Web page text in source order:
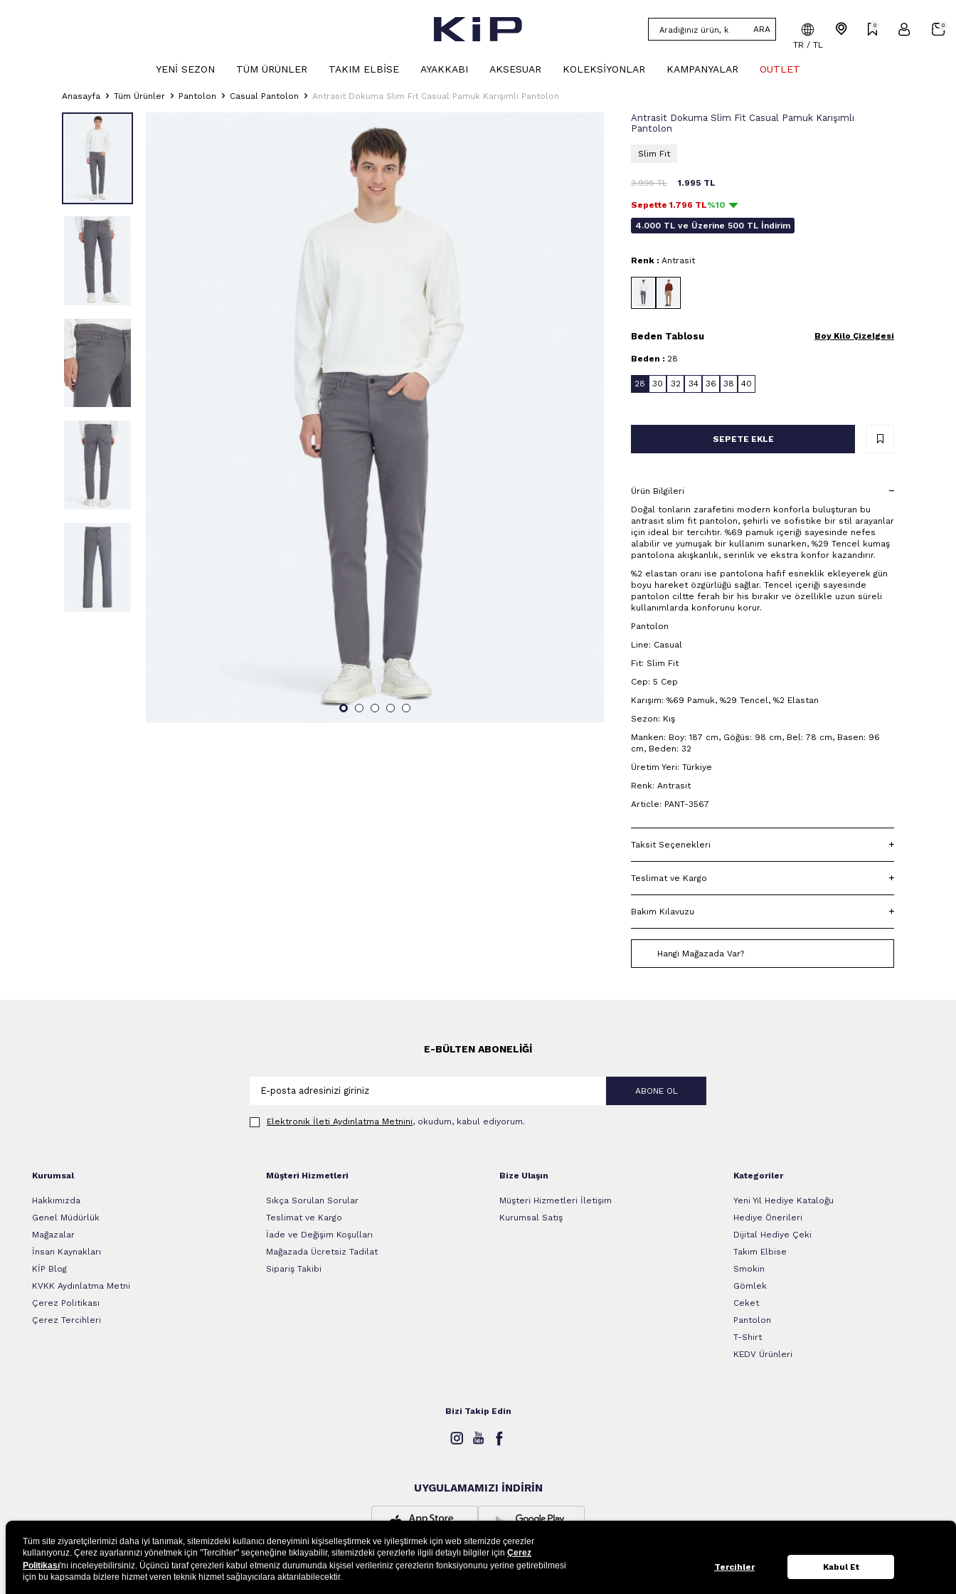
ARA
TR / TL
0 0
YENI SEZON TÜM ÜRÜNLER TAKIM ELBISE AYAKKABI AKSESUAR KOLEKSIYONLAR KAMPANYALAR OUTLET
Anasayfa Tüm Ürünler Pantolon Casual Pantolon Antrasit Dokuma Slim Fit Casual Pamuk Karışımlı Pantolon
Antrasit Dokuma Slim Fit Casual Pamuk Karışımlı
Pantolon
Slim Fit
3.995TL 1.995 TL
Sepette 1.796 TL%10
4.000 TL ve Üzerine 500 TL İndirim
Renk : Antrasit
Beden Tablosu Boy Kilo Çizelgesi
Beden : 28
28 30 32 34 36 38 40
SEPETE EKLE
Ürün Bilgileri
Doğal tonların zarafetini modern konforla buluşturan bu
antrasit slim fit pantolon, şehirli ve sofistike bir stil arayanlar
için ideal bir tercihtir. %69 pamuk içeriği sayesinde nefes
alabilir ve yumuşak bir kullanım sunarken, %29 Tencel kumaş
pantolona akışkanlık, serinlik ve ekstra konfor kazandırır.
%2 elastan oranı ise pantolona hafif esneklik ekleyerek gün
boyu hareket özgürlüğü sağlar. Tencel içeriği sayesinde
pantolon ciltte ferah bir his bırakır ve özellikle uzun süreli
kullanımlarda konforunu korur.
Pantolon
Line: Casual
Fit: Slim Fit
Cep: 5 Cep
Karışım: %69 Pamuk, %29 Tencel, %2 Elastan
Sezon: Kış
Manken: Boy: 187 cm, Göğüs: 98 cm, Bel: 78 cm, Basen: 96
cm, Beden: 32
Üretim Yeri: Türkiye
Renk: Antrasit
Article: PANT-3567
Taksit Seçenekleri
Teslimat ve Kargo
Bakım Kılavuzu
Hangi Mağazada Var?
E-BÜLTEN ABONELIĞI
ABONE OL
Elektronik İleti Aydınlatma Metni‌ni, okudum, kabul ediyorum.
Kurumsal
Hakkımızda
Genel Müdürlük
Mağazalar
İnsan Kaynakları
KİP Blog
KVKK Aydınlatma Metni
Çerez Politikası
Çerez Tercihleri
Müşteri Hizmetleri
Sıkça Sorulan Sorular
Teslimat ve Kargo
İade ve Değişim Koşulları
Mağazada Ücretsiz Tadilat
Sipariş Takibi
Bize Ulaşın
Müşteri Hizmetleri İletişim
Kurumsal Satış
Kategoriler
Yeni Yıl Hediye Kataloğu
Hediye Önerileri
Dijital Hediye Çeki
Takım Elbise
Smokin
Gömlek
Ceket
Pantolon
T-Shirt
KEDV Ürünleri
Bizi Takip Edin
UYGULAMAMIZI İNDİRİN
Tüm site ziyaretçilerimizi daha iyi tanımak, sitemizdeki kullanıcı deneyimini kişiselleştirmek ve iyileştirmek için web sitemizde çerezler
kullanıyoruz. Çerez ayarlarınızı yönetmek için "Tercihler" seçeneğine tıklayabilir, sitemizdeki çerezlerle ilgili detaylı bilgiler için Çerez
Politikası'nı inceleyebilirsiniz. Üçüncü taraf çerezleri kabul etmeniz durumunda kişisel verileriniz çerezlerin fonksiyonunu yerine getirebilmesi
için bu kapsamda bizlere hizmet veren teknik hizmet sağlayıcılara aktarılabilecektir.
Tercihler Kabul Et